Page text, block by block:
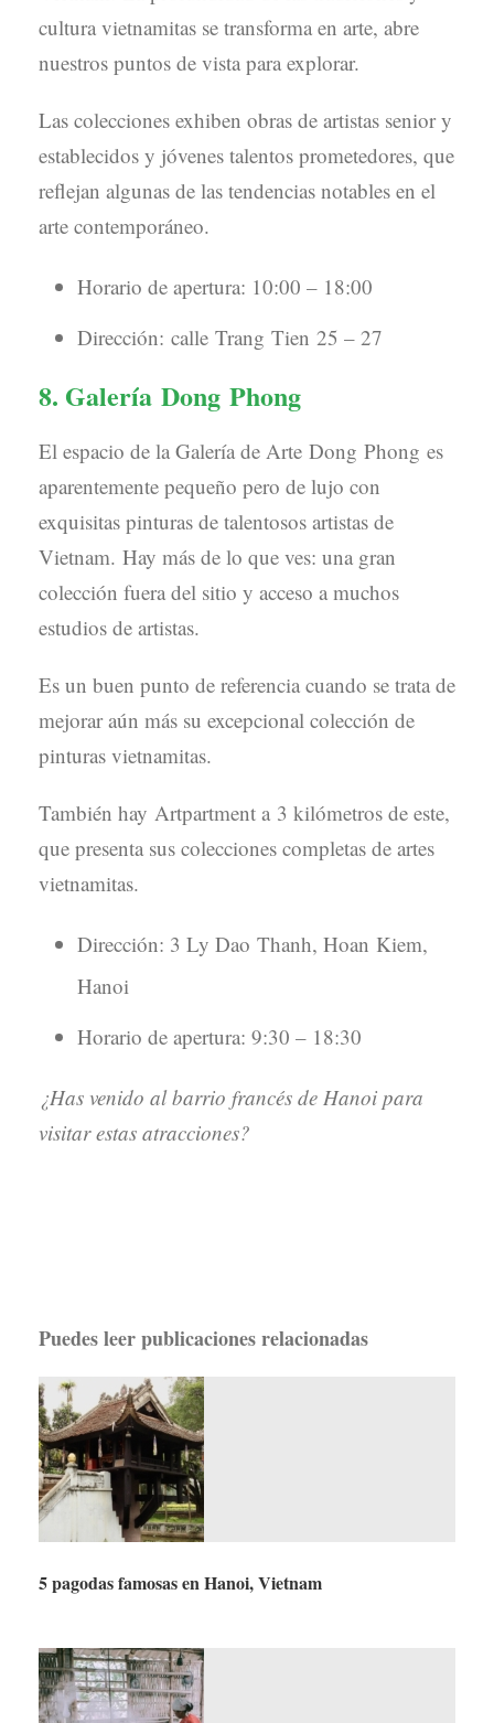
cultura vietnamitas se transforma en arte, abre
nuestros puntos de vista para explorar.
Las colecciones exhiben obras de artistas senior y
establecidos y jóvenes talentos prometedores, que
reflejan algunas de las tendencias notables en el
arte contemporáneo.
Horario de apertura: 10:00 – 18:00
Dirección: calle Trang Tien 25 – 27
8. Galería Dong Phong
El espacio de la Galería de Arte Dong Phong es
aparentemente pequeño pero de lujo con
exquisitas pinturas de talentosos artistas de
Vietnam. Hay más de lo que ves: una gran
colección fuera del sitio y acceso a muchos
estudios de artistas.
Es un buen punto de referencia cuando se trata de
mejorar aún más su excepcional colección de
pinturas vietnamitas.
También hay Artpartment a 3 kilómetros de este,
que presenta sus colecciones completas de artes
vietnamitas.
Dirección: 3 Ly Dao Thanh, Hoan Kiem,
Hanoi
Horario de apertura: 9:30 – 18:30
¿Has venido al barrio francés de Hanoi para
visitar estas atracciones?
Puedes leer publicaciones relacionadas
5 pagodas famosas en Hanoi, Vietnam